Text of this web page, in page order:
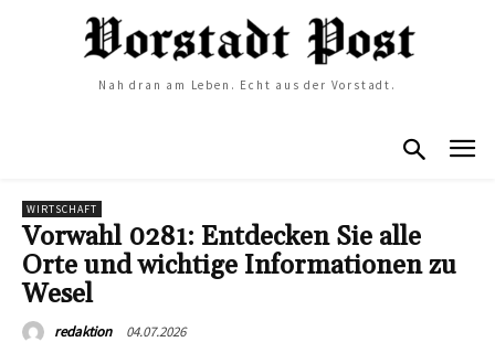
Nah dran am Leben. Echt aus der Vorstadt.
WIRTSCHAFT
Vorwahl 0281: Entdecken Sie alle
Orte und wichtige Informationen zu
Wesel
redaktion 04.07.2026